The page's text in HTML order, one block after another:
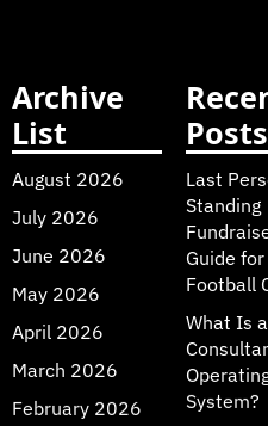
Archive
List
August 2026
July 2026
June 2026
May 2026
April 2026
March 2026
February 2026
Posts
Last
Standing
Guide for
Football
What Is a
System?